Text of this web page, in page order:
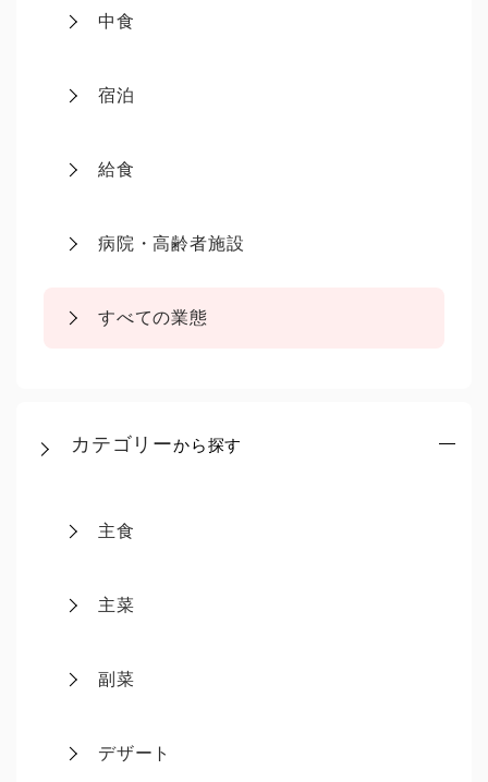
中食
宿泊
給食
病院・高齢者施設
すべての業態
カテゴリーから探す
主食
主菜
副菜
デザート